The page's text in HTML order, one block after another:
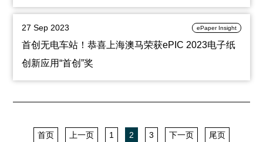
27 Sep 2023 ePaper Insight
首创无电车站！恭喜上海澳马荣获ePIC 2023电子纸
创新应用“首创”奖
首页 上一页 1 2 3 下一页 尾页